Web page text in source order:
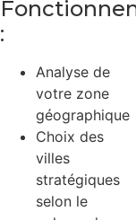
:
Analyse de
votre zone
géographique
Choix des
villes
stratégiques
selon le